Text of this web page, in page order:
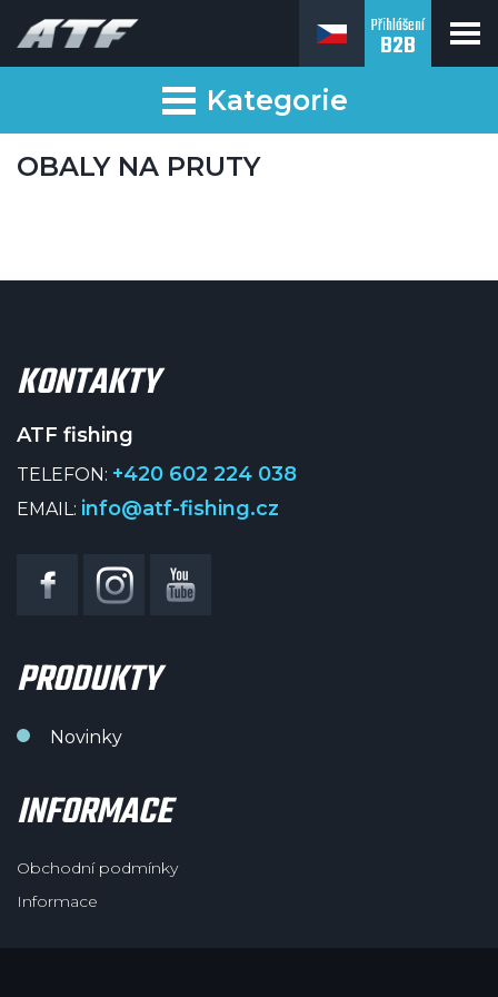
Přihlášení
B2B
Kategorie
OBALY NA PRUTY
KONTAKTY
ATF fishing
TELEFON: +420 602 224 038
EMAIL: info@atf-fishing.cz
PRODUKTY
Novinky
INFORMACE
Obchodní podmínky
Informace